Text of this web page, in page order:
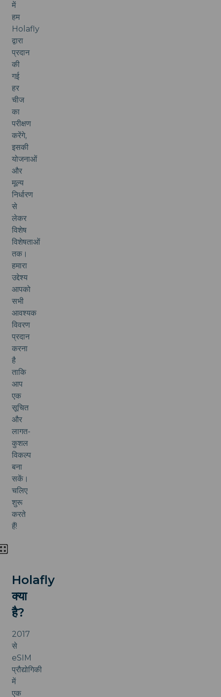
में
हम
Holafly
द्वारा
प्रदान
की
गई
हर
चीज
का
परीक्षण
करेंगे,
इसकी
योजनाओं
और
मूल्य
निर्धारण
से
लेकर
विशेष
विशेषताओं
तक।
हमारा
उद्देश्य
आपको
सभी
आवश्यक
विवरण
प्रदान
करना
है
ताकि
आप
एक
सूचित
और
लागत-
कुशल
विकल्प
बना
सकें।
चलिए
शुरू
करते
हैं!
Holafly
क्या
है?
2017
से
eSIM
प्रौद्योगिकी
में
एक